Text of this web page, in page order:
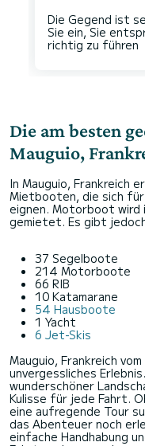
Die Gegend ist
Sie ein, Sie
Die am besten
Mauguio,
In Mauguio, Frankreich
Mietbooten, die sich
eignen. Motorboot wird
gemietet. Es gibt
37 Segelboote
214 Motorboote
66 RIB
10 Katamarane
54 Hausboote
1 Yacht
6 Jet-Skis
Mauguio, Frankreich
unvergessliches
wunderschöner
Kulisse für jede Fahrt.
eine aufregende Tour
das Abenteuer noch
einfache Handhabung